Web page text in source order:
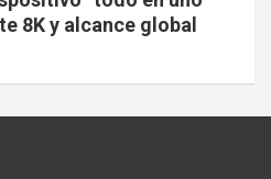
8K y alcance global